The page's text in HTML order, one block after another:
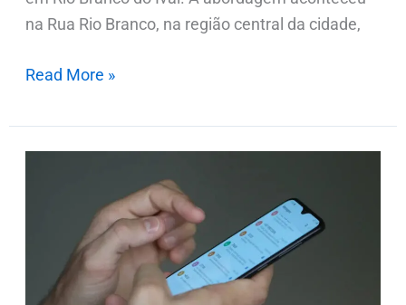
na Rua Rio Branco, na região central da cidade,
Read More »
falsa